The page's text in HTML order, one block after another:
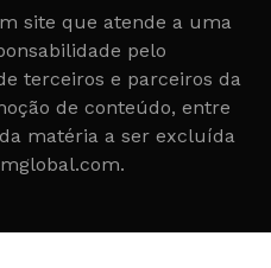
site que atende a uma
pelo
terceiros e parceiros da
de conteúdo, entre
matéria a ser excluída